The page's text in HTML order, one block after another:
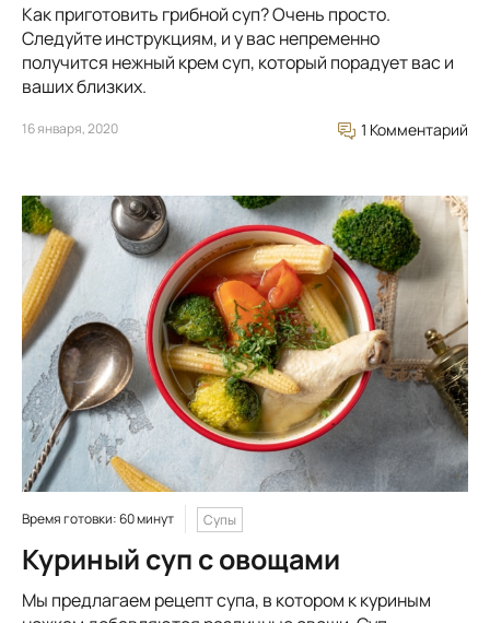
Как приготовить грибной суп? Очень просто.
Следуйте инструкциям, и у вас непременно
получится нежный крем суп, который порадует вас и
ваших близких.
16 января, 2020 1 Комментарий
Время готовки: 60 минут Супы
Куриный суп с овощами
Мы предлагаем рецепт супа, в котором к куриным